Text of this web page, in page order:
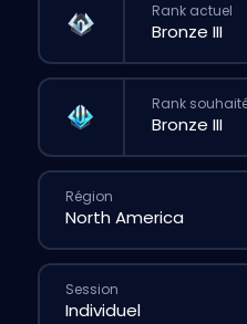
Rank actuel
Rank
Région
Session